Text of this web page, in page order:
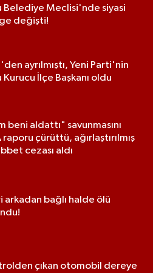
Belediye Meclisi'nde siyasi
değişti!
ayrılmıştı, Yeni Parti'nin
Kurucu İlçe Başkanı oldu
beni aldattı" savunmasını
raporu çürüttü, ağırlaştırılmış
cezası aldı
arkadan bağlı halde ölü
çıkan otomobil dereye